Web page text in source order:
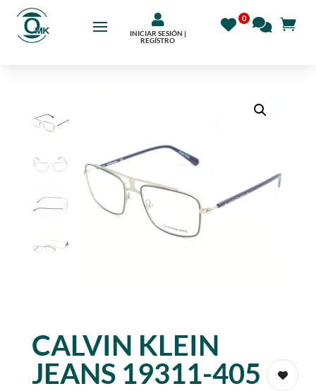

INICIAR SESIÓN |
REGÍSTRO
CALVIN KLEIN
JEANS 19311-405